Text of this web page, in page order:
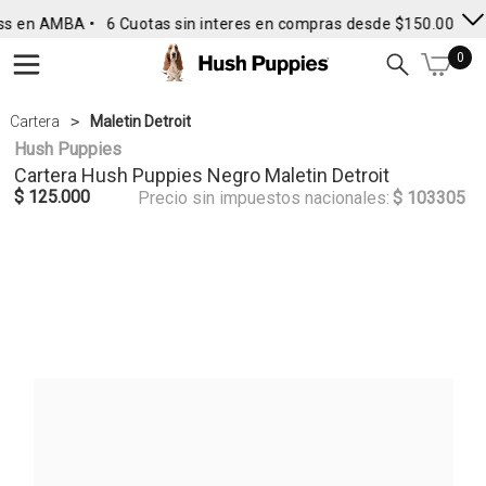
en AMBA • 6 Cuotas sin interes en compras desde $150.000 •
0
Cartera Maletin Detroit
Hush Puppies
Cartera Hush Puppies Negro Maletin Detroit
$ 125.000 Precio sin impuestos nacionales: $ 103305